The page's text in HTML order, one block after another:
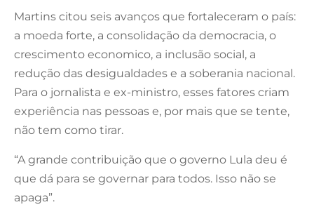
Martins citou seis avanços que fortaleceram o país:
a moeda forte, a consolidação da democracia, o
crescimento economico, a inclusão social, a
redução das desigualdades e a soberania nacional.
Para o jornalista e ex-ministro, esses fatores criam
experiência nas pessoas e, por mais que se tente,
não tem como tirar.
“A grande contribuição que o governo Lula deu é
que dá para se governar para todos. Isso não se
apaga”.